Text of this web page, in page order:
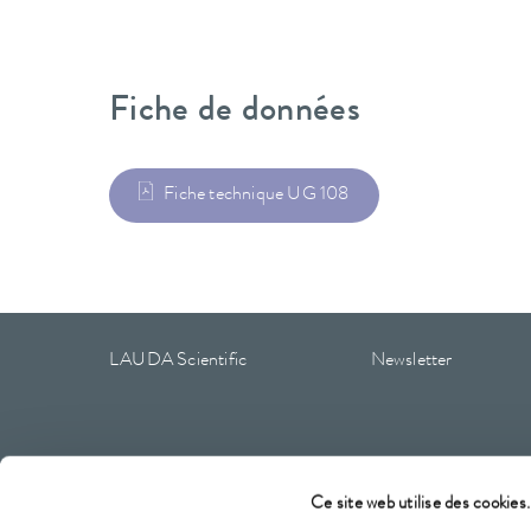
Ce site web utilise des cookies.
Fiche de données
Fiche technique UG 108
LAUDA Scientific Newsletter
Conditions de garantie